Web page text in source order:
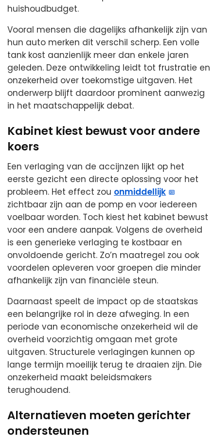
huishoudbudget.
Vooral mensen die dagelijks afhankelijk zijn van
hun auto merken dit verschil scherp. Een volle
tank kost aanzienlijk meer dan enkele jaren
geleden. Deze ontwikkeling leidt tot frustratie en
onzekerheid over toekomstige uitgaven. Het
onderwerp blijft daardoor prominent aanwezig
in het maatschappelijk debat.
Kabinet kiest bewust voor andere
koers
Een verlaging van de accijnzen lijkt op het
eerste gezicht een directe oplossing voor het
probleem. Het effect zou onmiddellijk
zichtbaar zijn aan de pomp en voor iedereen
voelbaar worden. Toch kiest het kabinet bewust
voor een andere aanpak. Volgens de overheid
is een generieke verlaging te kostbaar en
onvoldoende gericht. Zo’n maatregel zou ook
voordelen opleveren voor groepen die minder
afhankelijk zijn van financiële steun.
Daarnaast speelt de impact op de staatskas
een belangrijke rol in deze afweging. In een
periode van economische onzekerheid wil de
overheid voorzichtig omgaan met grote
uitgaven. Structurele verlagingen kunnen op
lange termijn moeilijk terug te draaien zijn. Die
onzekerheid maakt beleidsmakers
terughoudend.
Alternatieven moeten gerichter
ondersteunen